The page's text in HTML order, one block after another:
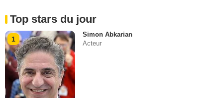
Top stars du jour
1
Simon Abkarian
Acteur